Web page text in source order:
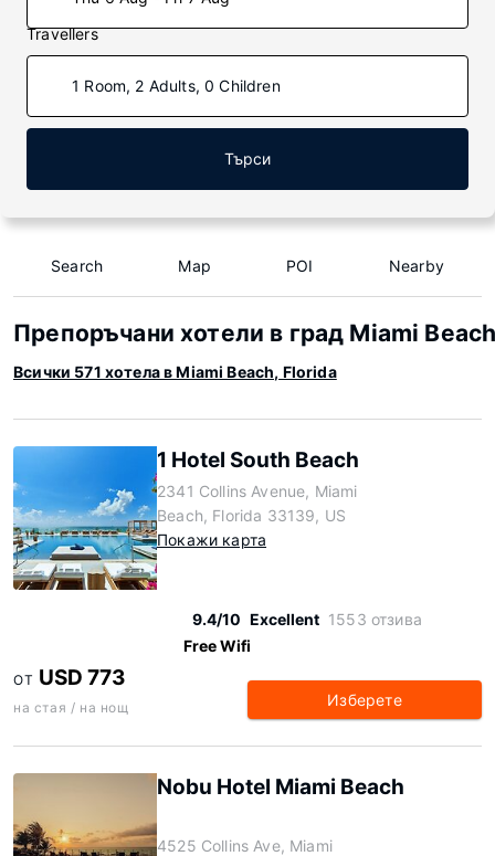
Travellers
1 Room, 2 Adults, 0 Children
Търси
Search Map POI Nearby
Препоръчани хотели в град Miami
Всички 571 хотела в Miami Beach, Florida
1 Hotel South Beach
2341 Collins Avenue, Miami
Beach, Florida 33139, US
Покажи карта
9.4/10 Excellent 1553 отзива
Free Wifi
ОТ USD 773
на стая / на нощ Изберете
Nobu Hotel Miami Beach
4525 Collins Ave, Miami